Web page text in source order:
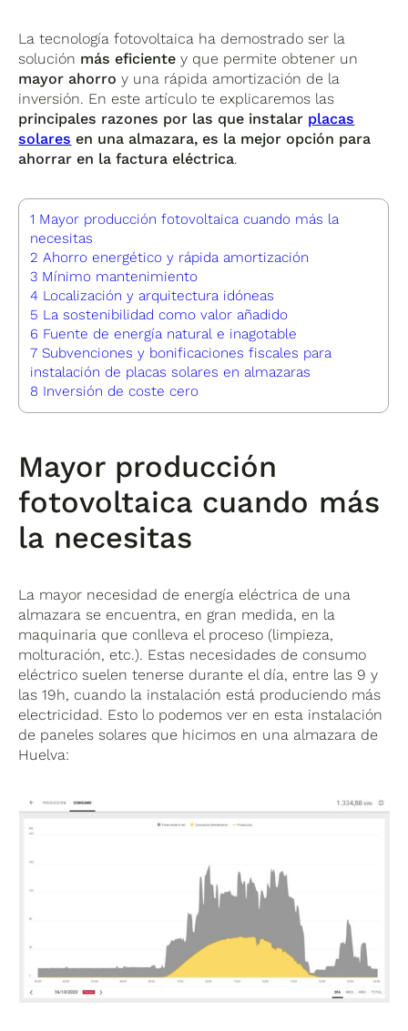
La tecnología fotovoltaica ha demostrado ser la
solución más eficiente y que permite obtener un
mayor ahorro y una rápida amortización de la
inversión. En este artículo te explicaremos las
principales razones por las que instalar placas
solares en una almazara, es la mejor opción para
ahorrar en la factura eléctrica.
1 Mayor producción fotovoltaica cuando más la
necesitas
2 Ahorro energético y rápida amortización
3 Mínimo mantenimiento
4 Localización y arquitectura idóneas
5 La sostenibilidad como valor añadido
6 Fuente de energía natural e inagotable
7 Subvenciones y bonificaciones fiscales para
instalación de placas solares en almazaras
8 Inversión de coste cero
Mayor producción
fotovoltaica cuando más
la necesitas
La mayor necesidad de energía eléctrica de una
almazara se encuentra, en gran medida, en la
maquinaria que conlleva el proceso (limpieza,
molturación, etc.). Estas necesidades de consumo
eléctrico suelen tenerse durante el día, entre las 9 y
las 19h, cuando la instalación está produciendo más
electricidad. Esto lo podemos ver en esta instalación
de paneles solares que hicimos en una almazara de
Huelva: